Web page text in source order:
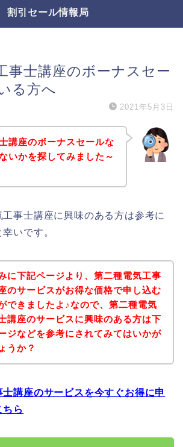
割引セール情報局
事士講座のボーナスセー
る方へ
2021年5月3日
講座のボーナスセールな
いかを探してみました～
事士講座に興味のある方は参考に
いです。
に下記ページより、第二種電気工事
のサービスがお得な価格で申し込む
できましたよ♪なので、第二種電気
講座のサービスに興味のある方は下
ジなどを参考にされてみてはいかが
うか？
講座のサービスを今すぐお得に申
ちら